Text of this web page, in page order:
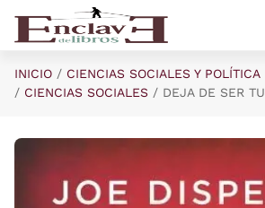
Saltar al contenido principal
INICIO
CIENCIAS SOCIALES Y POLÍTICA
CIENCIAS SOCIALES
DEJA DE SER TU